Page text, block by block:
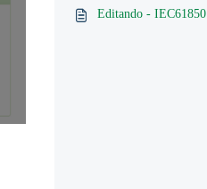
Editando - IEC61850